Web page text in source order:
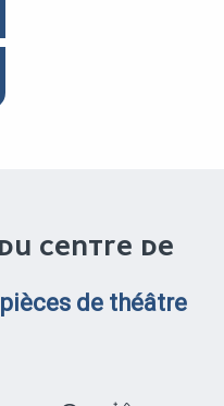
CENTRE DE
de théâtre